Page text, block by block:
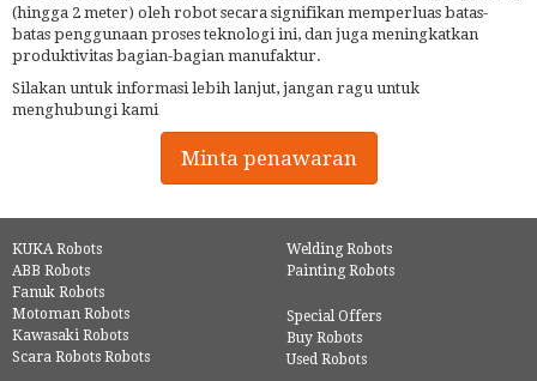
(hingga 2 meter) oleh robot secara signifikan memperluas batas-
batas penggunaan proses teknologi ini, dan juga meningkatkan
produktivitas bagian-bagian manufaktur.
Silakan untuk informasi lebih lanjut, jangan ragu untuk
menghubungi kami
Minta penawaran
KUKA Robots
ABB Robots
Fanuk Robots
Motoman Robots
Kawasaki Robots
Scara Robots Robots
Welding Robots
Painting Robots
Special Offers
Buy Robots
Used Robots